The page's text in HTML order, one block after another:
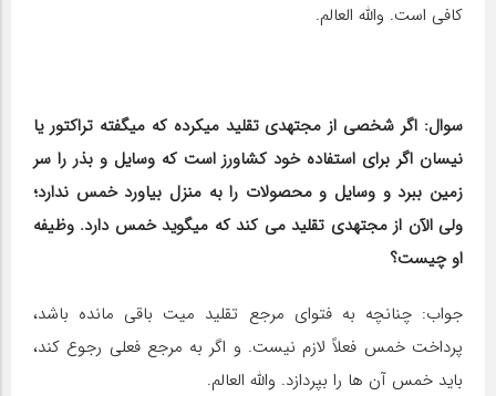
کافی است. والله العالم.
سوال: اگر شخصی از مجتهدی تقلید می‎کرده که می‎گفته تراکتور یا
نیسان اگر برای استفاده خود کشاورز است که وسایل و بذر را سر
زمین ببرد و وسایل و محصولات را به منزل بیاورد خمس ندارد؛
ولی الآن از مجتهدی تقلید می کند که می‎گوید خمس دارد. وظیفه
او چیست؟
جواب: چنانچه به فتوای مرجع تقلید میت باقی مانده باشد،
پرداخت خمس فعلاً لازم نیست. و اگر به مرجع فعلی رجوع کند،
باید خمس آن ها را بپردازد. والله العالم.